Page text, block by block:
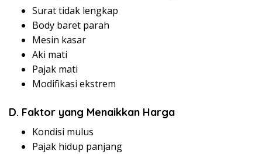
Surat tidak lengkap
Body baret parah
Mesin kasar
Aki mati
Pajak mati
Modifikasi ekstrem
D. Faktor yang Menaikkan Harga
Kondisi mulus
Pajak hidup panjang